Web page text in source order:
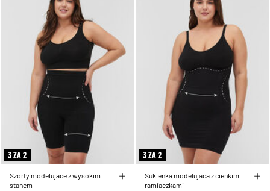
3 ZA 2
Szorty modelujace z wysokim
stanem
3 ZA 2
Sukienka modelujaca z cienkimi
ramiaczkami